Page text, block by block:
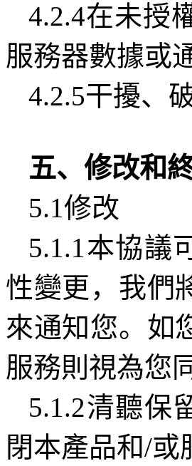
4.2.4在未授
服務器數據或
4.2.5干擾、
五、修改和
5.1修改
5.1.1本協議
性變更，我們
來通知您。如
服務則視為您
5.1.2清聽保
閉本產品和/或